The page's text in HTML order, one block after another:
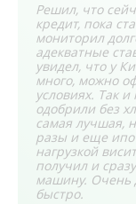
Решил, что
кредит, пока
мониторил
адекватные
увидел, что у
много, можно
условиях. Так
одобрили без
самая лучшая,
разы и еще
нагрузкой
получил и
машину. Очень
быстро.